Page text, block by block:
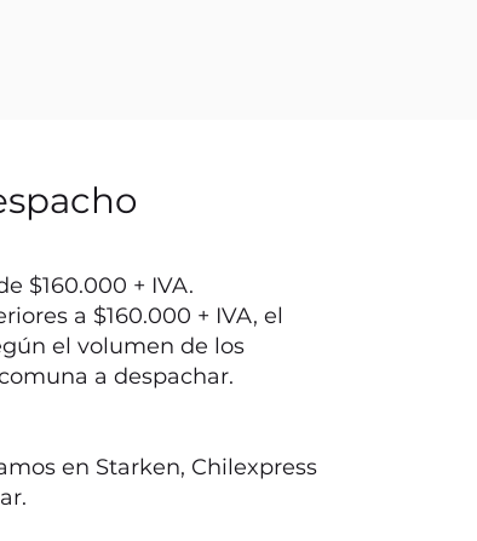
$160.000 + IVA.
a $160.000 + IVA, el
el volumen de los
a despachar.
en Starken, Chilexpress